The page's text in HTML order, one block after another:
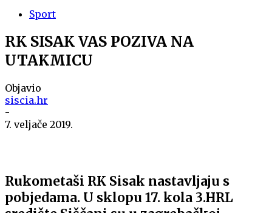
Sport
RK SISAK VAS POZIVA NA
UTAKMICU
Objavio
siscia.hr
-
7. veljače 2019.
Rukometaši RK Sisak nastavljaju s
pobjedama. U sklopu 17. kola 3.HRL